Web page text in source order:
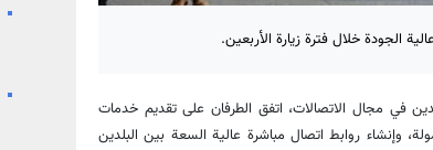
الجودة خلال فترة زيارة الأربعين.
في مجال الاتصالات، اتفق الطرفان على تقديم خدمات
وإنشاء روابط اتصال مباشرة عالية السعة بين البلدين